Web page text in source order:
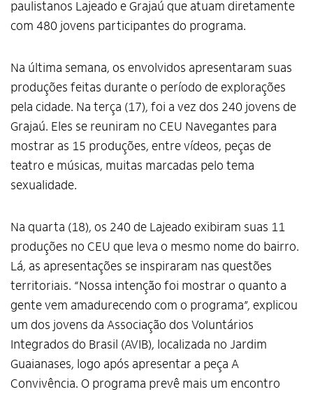
paulistanos Lajeado e Grajaú que atuam diretamente
com 480 jovens participantes do programa.
Na última semana, os envolvidos apresentaram suas
produções feitas durante o período de explorações
pela cidade. Na terça (17), foi a vez dos 240 jovens de
Grajaú. Eles se reuniram no CEU Navegantes para
mostrar as 15 produções, entre vídeos, peças de
teatro e músicas, muitas marcadas pelo tema
sexualidade.
Na quarta (18), os 240 de Lajeado exibiram suas 11
produções no CEU que leva o mesmo nome do bairro.
Lá, as apresentações se inspiraram nas questões
territoriais. “Nossa intenção foi mostrar o quanto a
gente vem amadurecendo com o programa”, explicou
um dos jovens da Associação dos Voluntários
Integrados do Brasil (AVIB), localizada no Jardim
Guaianases, logo após apresentar a peça A
Convivência. O programa prevê mais um encontro